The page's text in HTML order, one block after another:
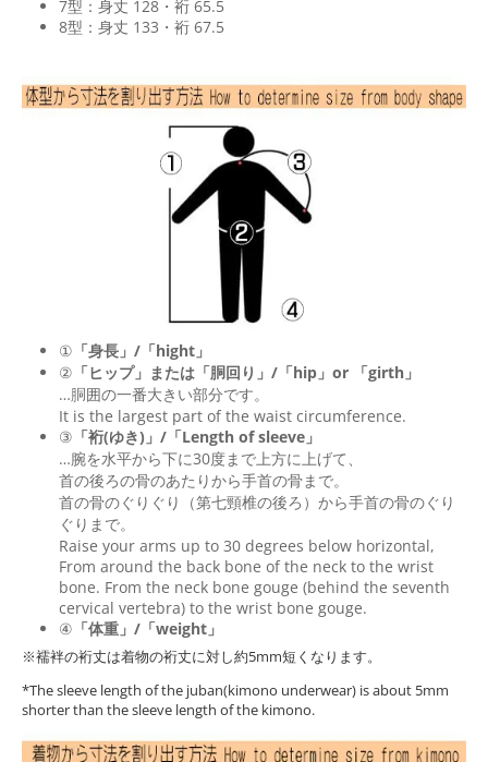
7型：身丈 128・裄 65.5
8型：身丈 133・裄 67.5
① 「身長」/「hight」
② 「ヒップ」または「胴回り」/「hip 」or 「girth 」
…胴囲の一番大きい部分です。
It is the largest part of the waist circumference.
③ 「裄(ゆき)」/「Length of sleeve」
…腕を水平から下に30度まで上方に上げて、
首の後ろの骨のあたりから手首の骨まで。
首の骨のぐりぐり（第七頸椎の後ろ）から手首の骨のぐり
ぐりまで。
Raise your arms up to 30 degrees below horizontal,
From around the back bone of the neck to the wrist
bone. From the neck bone gouge (behind the seventh
cervical vertebra) to the wrist bone gouge.
④ 「体重」/「weight」
※襦袢の裄丈は着物の裄丈に対し約5mm短くなります。
*The sleeve length of the juban(kimono underwear) is about 5mm
shorter than the sleeve length of the kimono.